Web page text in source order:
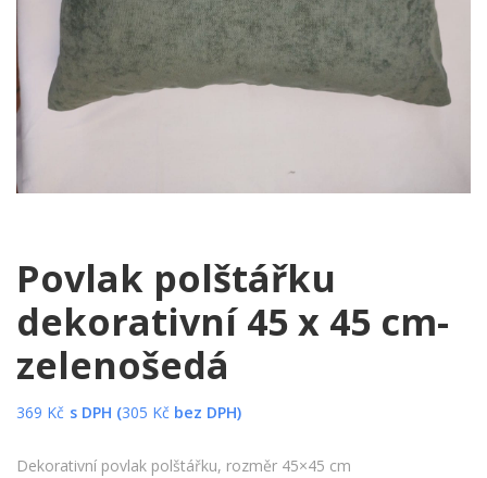
Povlak polštářku
dekorativní 45 x 45 cm-
zelenošedá
369 Kč s DPH (305 Kč bez DPH)
Dekorativní povlak polštářku, rozměr 45×45 cm